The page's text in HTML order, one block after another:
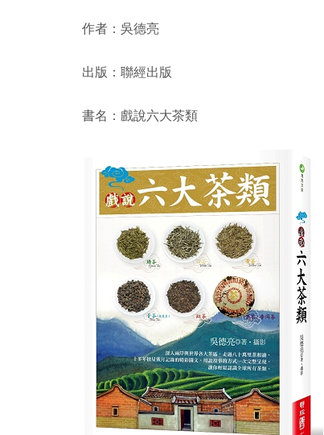
作者：吳德亮
出版：聯經出版
書名：戲說六大茶類